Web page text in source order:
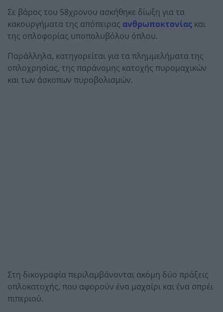
Σε βάρος του 58χρονου ασκήθηκε δίωξη για τα
κακουργήματα της απόπειρας ανθρωποκτονίας και
της οπλοφορίας υποπολυβόλου όπλου.
Παράλληλα, κατηγορείται για τα πλημμελήματα της
οπλοχρησίας, της παράνομης κατοχής πυρομαχικών
και των άσκοπων πυροβολισμών.
Στη δικογραφία περιλαμβάνονται ακόμη δύο πράξεις
οπλοκατοχής, που αφορούν ένα μαχαίρι και ένα σπρέι
πιπεριού.